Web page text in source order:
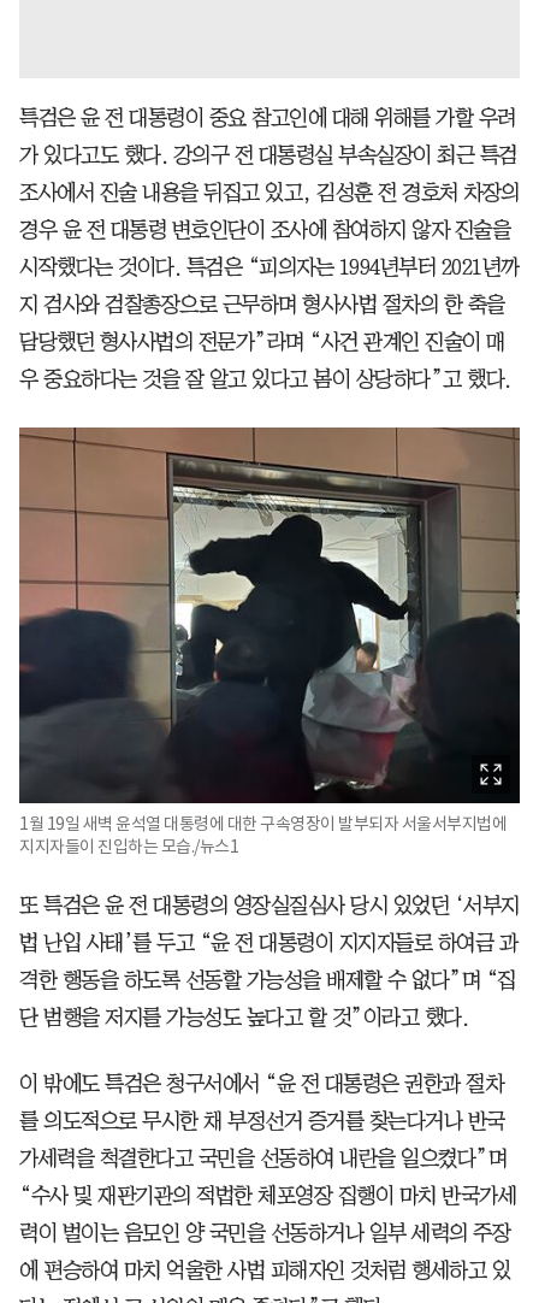
특검은 윤 전 대통령이 중요 참고인에 대해 위해를 가할 우려
가 있다고도 했다. 강의구 전 대통령실 부속실장이 최근 특검
조사에서 진술 내용을 뒤집고 있고, 김성훈 전 경호처 차장의
경우 윤 전 대통령 변호인단이 조사에 참여하지 않자 진술을
시작했다는 것이다. 특검은 “피의자는 1994년부터 2021년까
지 검사와 검찰총장으로 근무하며 형사사법 절차의 한 축을
담당했던 형사사법의 전문가”라며 “사건 관계인 진술이 매
우 중요하다는 것을 잘 알고 있다고 봄이 상당하다”고 했다.
1월 19일 새벽 윤석열 대통령에 대한 구속영장이 발부되자 서울서부지법에
지지자들이 진입하는 모습./뉴스1
또 특검은 윤 전 대통령의 영장실질심사 당시 있었던 ‘서부지
법 난입 사태’를 두고 “윤 전 대통령이 지지자들로 하여금 과
격한 행동을 하도록 선동할 가능성을 배제할 수 없다”며 “집
단 범행을 저지를 가능성도 높다고 할 것”이라고 했다.
이 밖에도 특검은 청구서에서 “윤 전 대통령은 권한과 절차
를 의도적으로 무시한 채 부정선거 증거를 찾는다거나 반국
가세력을 척결한다고 국민을 선동하여 내란을 일으켰다”며
“수사 및 재판기관의 적법한 체포영장 집행이 마치 반국가세
력이 벌이는 음모인 양 국민을 선동하거나 일부 세력의 주장
에 편승하여 마치 억울한 사법 피해자인 것처럼 행세하고 있